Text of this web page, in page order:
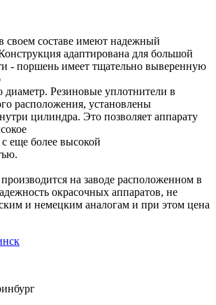
своем составе имеют надежный
адаптирована для большой
‐ поршень имеет тщательно выверенную
диаметр. Резиновые уплотнители в
расположения, установлены
цилиндра. Это позволяет аппарату
с еще более высокой
на заводе расположенном в
окрасочных аппаратов, не
и немецким аналогам и при этом цена